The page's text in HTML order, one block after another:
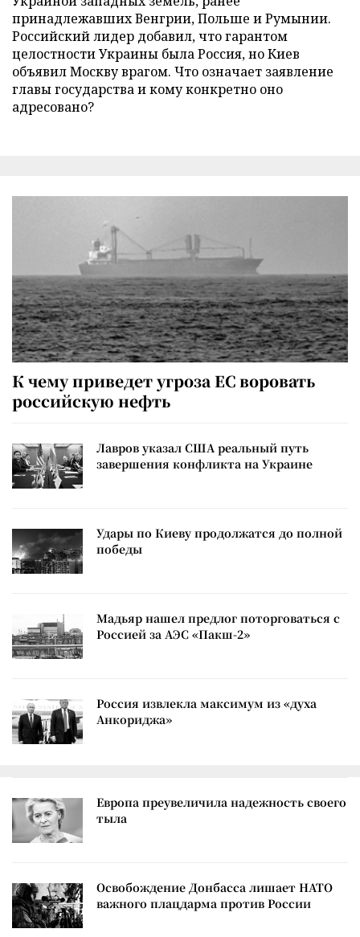
принадлежавших Венгрии, Польше и Румынии.
Российский лидер добавил, что гарантом
целостности Украины была Россия, но Киев
объявил Москву врагом. Что означает заявление
главы государства и кому конкретно оно
адресовано?
К чему приведет угроза ЕС воровать
российскую нефть
Лавров указал США реальный путь
завершения конфликта на Украине
Удары по Киеву продолжатся до полной
победы
Мадьяр нашел предлог поторговаться с
Россией за АЭС «Пакш-2»
Россия извлекла максимум из «духа
Анкориджа»
Европа преувеличила надежность своего
тыла
Освобождение Донбасса лишает НАТО
важного плацдарма против России